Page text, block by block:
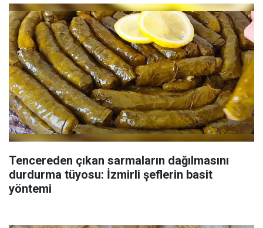
Tencereden çıkan sarmaların dağılmasını
durdurma tüyosu: İzmirli şeflerin basit
yöntemi